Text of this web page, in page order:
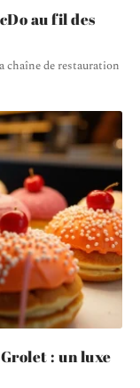
au fil des
chaîne de restauration
: un luxe